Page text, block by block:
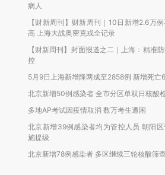
病人
【财新周刊】财新周刊｜10日新增2.6万
高 上海大战奥密克戎全记录
【财新周刊】封面报道之二｜上海：精准
控
5月9日上海新增降两成至2858例 新增死亡
北京新增50例感染者 全市分区单双日核酸
多地AP考试因疫情取消 数万考生遭困
北京新增39例感染者均为管控人员 朝阳
施提级
北京新增78例感染者 多区继续三轮核酸筛查